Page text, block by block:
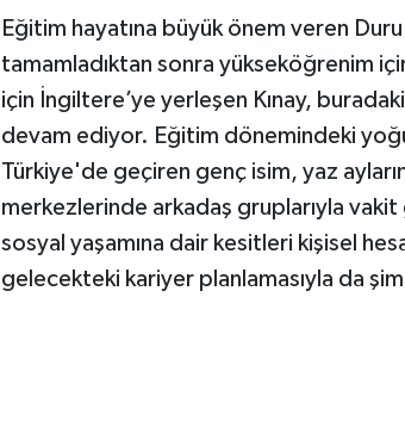
Eğitim hayatına büyük önem veren
tamamladıktan sonra yükseköğrenim
için İngiltere’ye yerleşen Kınay,
devam ediyor. Eğitim dönemindeki
Türkiye'de geçiren genç isim, yaz
merkezlerinde arkadaş gruplarıyla
sosyal yaşamına dair kesitleri kişisel
gelecekteki kariyer planlamasıyla da